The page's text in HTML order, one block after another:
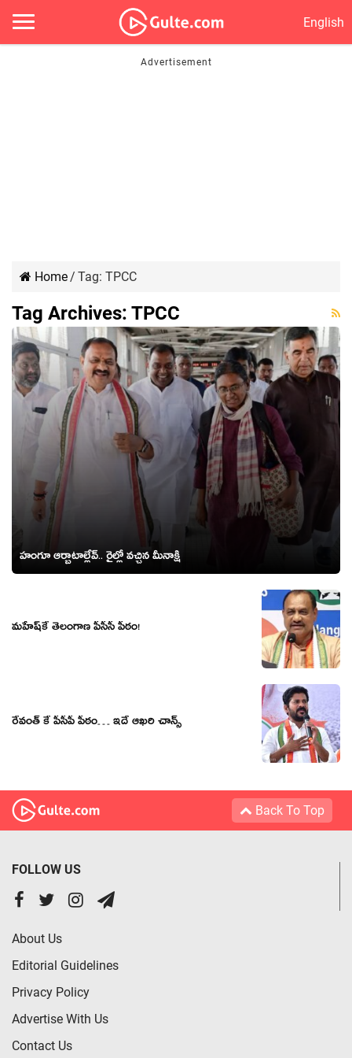
English
Home/ Tag: TPCC
Tag Archives: TPCC
హంగూ ఆర్బాటాల్లేవ్.. రైల్లో వచ్చిన మీనాక్షి
మ‌హేష్‌కే తెలంగాణ పీసీసీ పీఠం!
రేవంత్ కే పీసీపీ పీఠం… ఇదే ఆఖ‌రి చాన్స్
Back To Top
FOLLOW US
About Us
Editorial Guidelines
Privacy Policy
Advertise With Us
Contact Us